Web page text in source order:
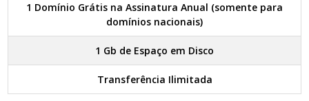
1 Domínio Grátis na Assinatura Anual (somente para
domínios nacionais)
1 Gb de Espaço em Disco
Transferência Ilimitada